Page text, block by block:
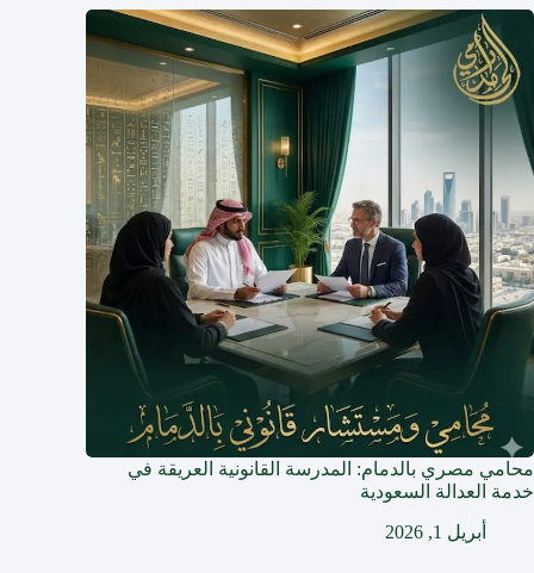
محامي مصري بالدمام: المدرسة القانونية العريقة في
خدمة العدالة السعودية
أبريل 1, 2026